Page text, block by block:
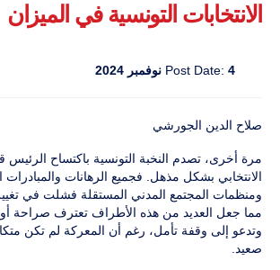
الانتخابات التونسية في الميزان
Post Date: 4 نوفمبر 2024
صلاح الدين الجورشي
مرة أخرى، تصدم النخبة التونسية باكتساح
الانتخابي بشكل مذهل. فجميع الرهانات والمبادرات
ومنظمات المجتمع المدني المستقلة فشلت في
مما جعل العديد من هذه الأطراف تعترف صراحة أو
وتدعو إلى وقفة تأمل، رغم أن المعركة لم تكن
صعيد.